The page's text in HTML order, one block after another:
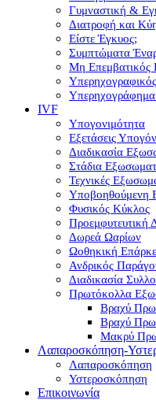
Γυμναστική &
Διατροφή και
Είστε Έγκυος;
Συμπτώματα
Μη Επεμβατικός
Υπερηχογράφημα
IVF
Υπογονιμότητα
Εξετάσεις
Διαδικασία
Στάδια
Τεχνικές
Υποβοηθούμενη
Φυσικός Κύκλος
Προεμφυτευτική
Δωρεά Ωαρίων
Ωοθηκική
Ανδρικός
Διαδικασία
Πρωτόκολλα
Βραχύ
Βραχύ
Μακρύ
Λαπαροσκόπηση-
Λαπαροσκόπηση
Υστεροσκόπηση
Επικοινωνία